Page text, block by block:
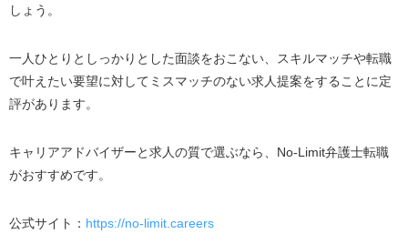
しょう。
一人ひとりとしっかりとした面談をおこない、スキルマッチや転職
で叶えたい要望に対してミスマッチのない求人提案をすることに定
評があります。
キャリアアドバイザーと求人の質で選ぶなら、No-Limit弁護士転職
がおすすめです。
公式サイト： https://no-limit.careers